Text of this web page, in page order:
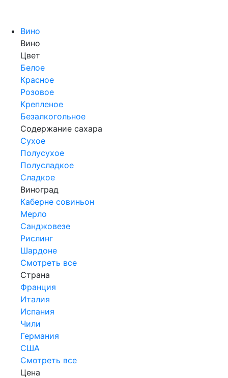
Вино
Вино
Цвет
Белое
Красное
Розовое
Крепленое
Безалкогольное
Содержание сахара
Сухое
Полусухое
Полусладкое
Сладкое
Виноград
Каберне совиньон
Мерло
Санджовезе
Рислинг
Шардоне
Смотреть все
Страна
Франция
Италия
Испания
Чили
Германия
США
Смотреть все
Цена